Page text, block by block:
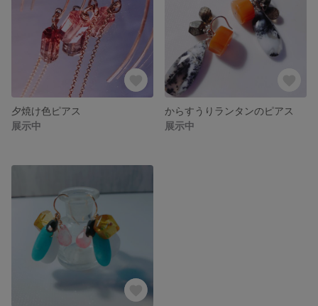
夕焼け色ピアス
展示中
からすうりランタンのピアス
展示中